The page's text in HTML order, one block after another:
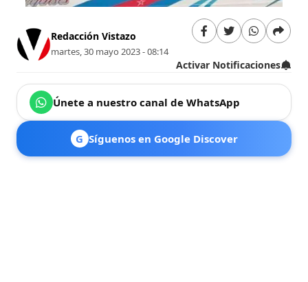
Redacción Vistazo
martes, 30 mayo 2023 - 08:14
Activar Notificaciones
Únete a nuestro canal de WhatsApp
G Síguenos en Google Discover